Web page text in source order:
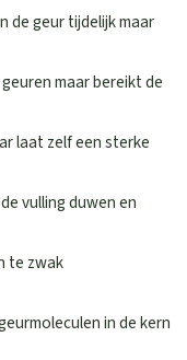
de geur tijdelijk maar
maar bereikt de
laat zelf een sterke
vulling duwen en
te zwak
in de kern